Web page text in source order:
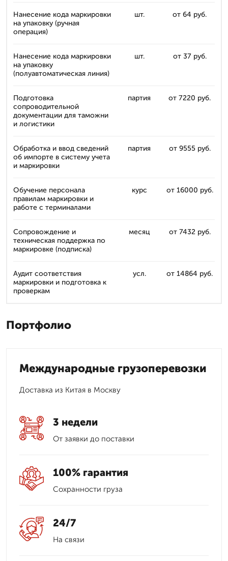
Нанесение кода маркировки
на упаковку (ручная
операция)
шт. от 64 руб.
Нанесение кода маркировки
на упаковку
(полуавтоматическая линия)
шт. от 37 руб.
Подготовка
сопроводительной
документации для таможни
и логистики
партия от 7220 руб.
Обработка и ввод сведений
об импорте в систему учета
и маркировки
партия от 9555 руб.
Обучение персонала
правилам маркировки и
работе с терминалами
курс от 16000 руб.
Сопровождение и
техническая поддержка по
маркировке (подписка)
месяц от 7432 руб.
Аудит соответствия
маркировки и подготовка к
проверкам
усл. от 14864 руб.
Портфолио
Международные грузоперевозки
Доставка из Китая в Москву
3 недели
От заявки до поставки
100% гарантия
Сохранности груза
24/7
На связи